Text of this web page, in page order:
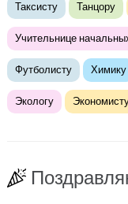
Таксисту Танцору
Учительнице
Футболисту Химику
Экологу